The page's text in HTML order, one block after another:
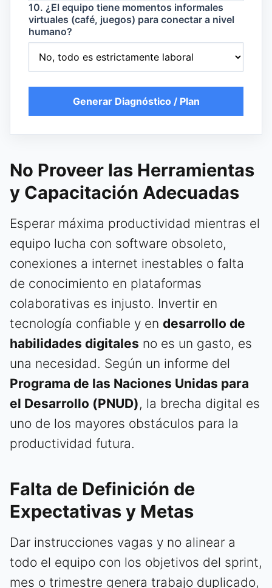
10. ¿El equipo tiene momentos informales
virtuales (café, juegos) para conectar a nivel
humano?
Generar Diagnóstico / Plan
No Proveer las Herramientas
y Capacitación Adecuadas
Esperar máxima productividad mientras el
equipo lucha con software obsoleto,
conexiones a internet inestables o falta
de conocimiento en plataformas
colaborativas es injusto. Invertir en
tecnología confiable y en desarrollo de
habilidades digitales no es un gasto, es
una necesidad. Según un informe del
Programa de las Naciones Unidas para
el Desarrollo (PNUD), la brecha digital es
uno de los mayores obstáculos para la
productividad futura.
Falta de Definición de
Expectativas y Metas
Dar instrucciones vagas y no alinear a
todo el equipo con los objetivos del sprint,
mes o trimestre genera trabajo duplicado,